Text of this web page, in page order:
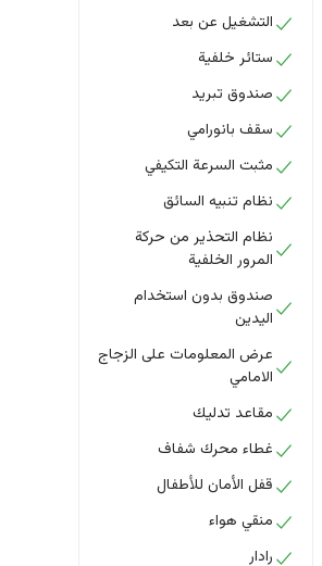
التشغيل عن بعد
ستائر خلفية
صندوق تبريد
سقف بانورامي
مثبت السرعة التكيفي
نظام تنبيه السائق
نظام التحذير من حركة
المرور الخلفية
صندوق بدون استخدام
اليدين
عرض المعلومات على الزجاج
الامامي
مقاعد تدليك
غطاء محرك شفاف
قفل الأمان للأطفال
منقي هواء
رادار